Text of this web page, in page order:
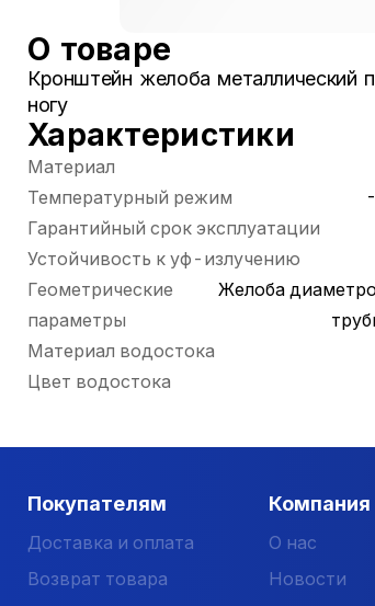
О товаре
Кронштейн желоба металлический
ногу
Характеристики
Материал
Температурный режим
Гарантийный срок эксплуатации
Устойчивость к уф-излучению
Геометрические
параметры
Желоба
Материал водостока
Цвет водостока
Покупателям
Доставка и оплата
Возврат товара
Компания
О нас
Новости